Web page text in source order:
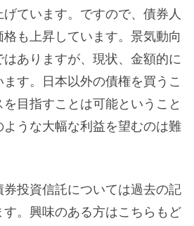
ています。ですので、債券人
も上昇しています。景気動向
ありますが、現状、金額的に
す。日本以外の債権を買うこ
目指すことは可能ということ
うな大幅な利益を望むのは難
券投資信託については過去の記
。興味のある方はこちらもど